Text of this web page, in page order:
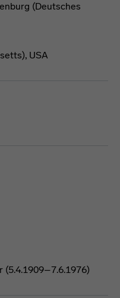
(Deutsches
USA